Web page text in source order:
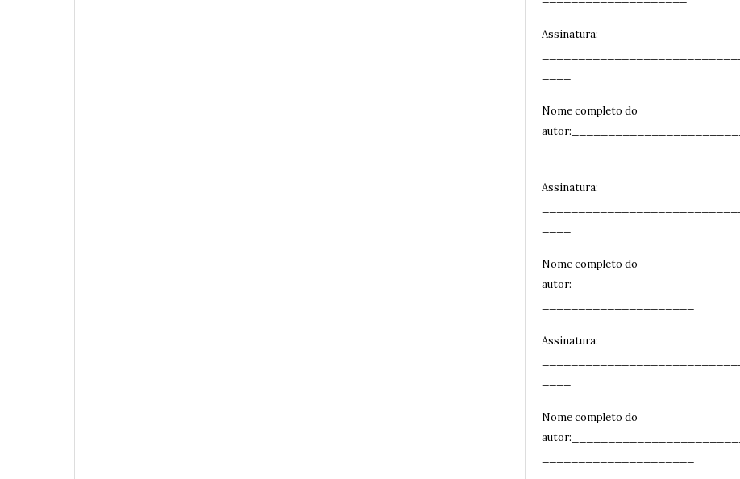
Assinatura:
Nome completo do
autor:________________________
Assinatura:
Nome completo do
autor:________________________
Assinatura:
Nome completo do
autor:________________________